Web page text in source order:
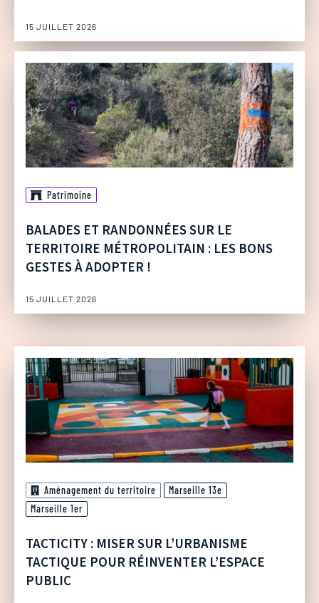
15 JUILLET 2026
Patrimoine
BALADES ET RANDONNÉES SUR LE
TERRITOIRE MÉTROPOLITAIN : LES BONS
GESTES À ADOPTER !
15 JUILLET 2026
Aménagement du territoire
Marseille 13e
Marseille 1er
TACTICITY : MISER SUR L’URBANISME
TACTIQUE POUR RÉINVENTER L’ESPACE
PUBLIC